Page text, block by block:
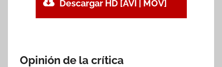
Descargar HD [AVI | MOV]
Opinión de la crítica